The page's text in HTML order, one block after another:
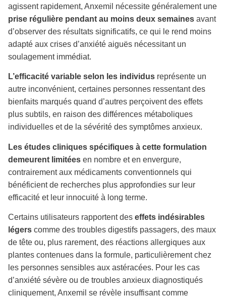
agissent rapidement, Anxemil nécessite généralement une
prise régulière pendant au moins deux semaines avant
d’observer des résultats significatifs, ce qui le rend moins
adapté aux crises d’anxiété aiguës nécessitant un
soulagement immédiat.
L’efficacité variable selon les individus représente un
autre inconvénient, certaines personnes ressentant des
bienfaits marqués quand d’autres perçoivent des effets
plus subtils, en raison des différences métaboliques
individuelles et de la sévérité des symptômes anxieux.
Les études cliniques spécifiques à cette formulation
demeurent limitées en nombre et en envergure,
contrairement aux médicaments conventionnels qui
bénéficient de recherches plus approfondies sur leur
efficacité et leur innocuité à long terme.
Certains utilisateurs rapportent des effets indésirables
légers comme des troubles digestifs passagers, des maux
de tête ou, plus rarement, des réactions allergiques aux
plantes contenues dans la formule, particulièrement chez
les personnes sensibles aux astéracées. Pour les cas
d’anxiété sévère ou de troubles anxieux diagnostiqués
cliniquement, Anxemil se révèle insuffisant comme